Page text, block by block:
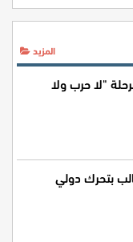
المزيد
"لا حرب ولا
بتحرك دولي